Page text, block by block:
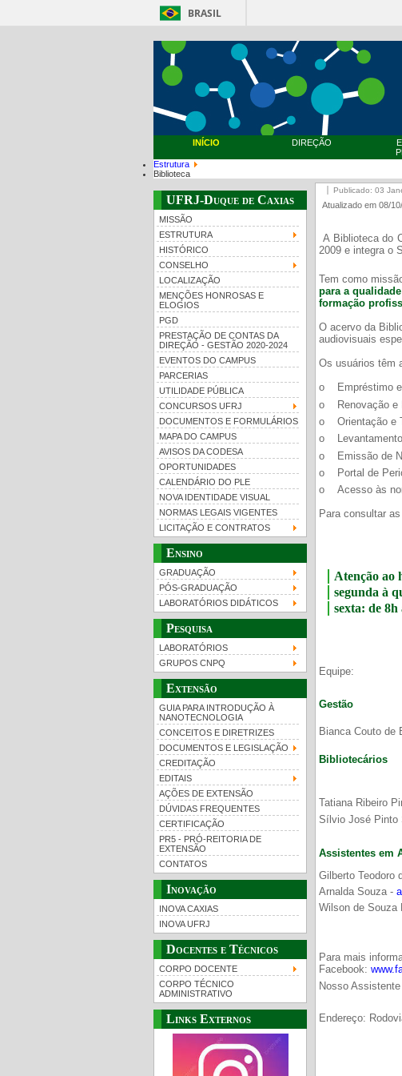
BRASIL
INÍCIO DIREÇÃO
Estrutura
Biblioteca
UFRJ-Duque de Caxias
MISSÃO
ESTRUTURA
HISTÓRICO
CONSELHO
LOCALIZAÇÃO
MENÇÕES HONROSAS E
ELOGIOS
PGD
PRESTAÇÃO DE CONTAS DA
DIREÇÃO - GESTÃO 2020-2024
EVENTOS DO CAMPUS
PARCERIAS
UTILIDADE PÚBLICA
CONCURSOS UFRJ
DOCUMENTOS E FORMULÁRIOS
MAPA DO CAMPUS
AVISOS DA CODESA
OPORTUNIDADES
CALENDÁRIO DO PLE
NOVA IDENTIDADE VISUAL
NORMAS LEGAIS VIGENTES
LICITAÇÃO E CONTRATOS
Ensino
GRADUAÇÃO
PÓS-GRADUAÇÃO
LABORATÓRIOS DIDÁTICOS
Pesquisa
LABORATÓRIOS
GRUPOS CNPQ
Extensão
GUIA PARA INTRODUÇÃO À
NANOTECNOLOGIA
CONCEITOS E DIRETRIZES
DOCUMENTOS E LEGISLAÇÃO
CREDITAÇÃO
EDITAIS
AÇÕES DE EXTENSÃO
DÚVIDAS FREQUENTES
CERTIFICAÇÃO
PR5 - PRÓ-REITORIA DE
EXTENSÃO
CONTATOS
Inovação
INOVA CAXIAS
INOVA UFRJ
Docentes e Técnicos
CORPO DOCENTE
CORPO TÉCNICO
ADMINISTRATIVO
Links Externos
Publicado: 03
Atualizado em 08/
A Biblioteca do
2009 e integra o
Tem como
para a
formação
O acervo da
audiovisuais
Os usuários têm
o Empréstimo e
o Renovação e
o Orientação e
o Levantamento
o Emissão de
o Portal de
o Acesso às
Para consultar
Atenção ao
segunda à
sexta: de 8h
Equipe:
Gestão
Bianca Couto de
Bibliotecários
Tatiana Ribeiro
Sílvio José Pinto
Assistentes em
Gilberto Teodoro
Arnalda Souza -
Wilson de Souza
Para mais
Facebook:
Nosso
Endereço:
Duque
Guia de boas
UFRJ 100 anos